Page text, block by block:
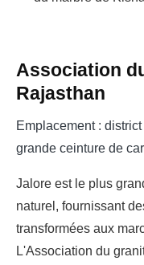
Association
Rajasthan
Emplacement :
grande ceinture de
Jalore est le plus
naturel, fournissant
transformées aux
L'Association du